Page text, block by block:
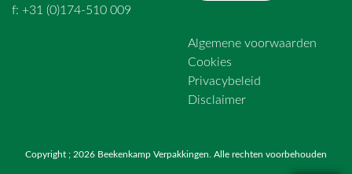
f: +31 (0)174-510 009
Algemene voorwaarden
Cookies
Privacybeleid
Disclaimer
Copyright ; 2026 Beekenkamp Verpakkingen. Alle rechten voorbehouden